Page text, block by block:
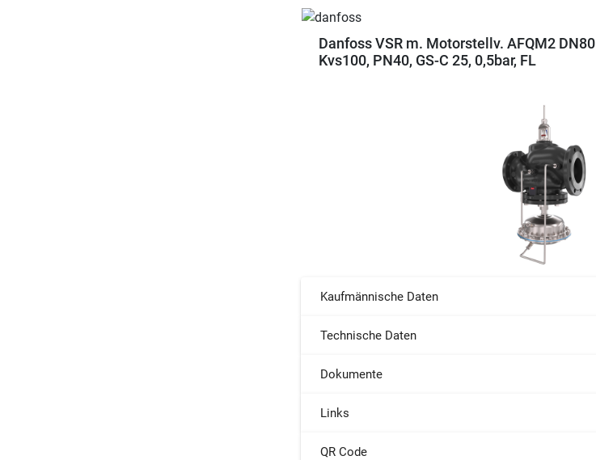
Danfoss VSR m. Motorstellv. AFQM2 DN80
Kvs100, PN40, GS-C 25, 0,5bar, FL
Kaufmännische Daten
Technische Daten
Dokumente
Links
QR Code